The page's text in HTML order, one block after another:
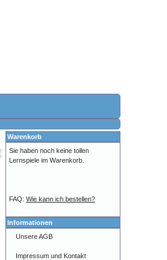
Warenkorb
Sie haben noch keine tollen
Lernspiele im Warenkorb.
FAQ: Wie kann ich bestellen?
Informationen
Unsere AGB
Impressum und Kontakt